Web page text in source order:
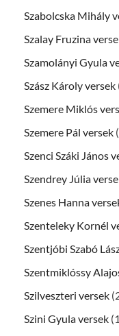
Szabolcska Mihály
Szalay Fruzina
Szamolányi Gyula
Szász Károly versek
Szemere Miklós
Szemere Pál versek
Szenci Száki János
Szendrey Júlia
Szenes Hanna
Szenteleky Kornél
Szentjóbi Szabó
Szentmiklóssy
Szilveszteri versek
Szini Gyula versek